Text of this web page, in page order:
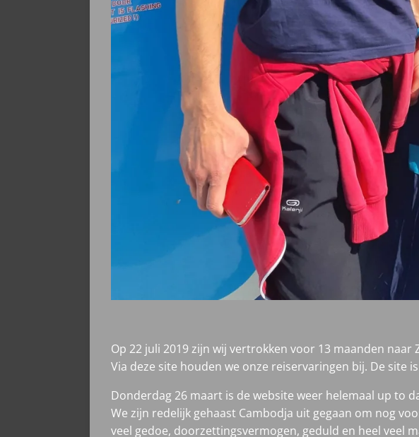
Op 22 juli 2019 zijn wij vertrokken voor 13 maanden naar
Via deze site houden we onze reiservaringen bij. De site
Donderdag 26 maart is de website weer helemaal up to
We zijn redelijk gehaast Cambodja uit gegaan om nog
veel gedoe, doorzettingsvermogen, geduld en heel veel